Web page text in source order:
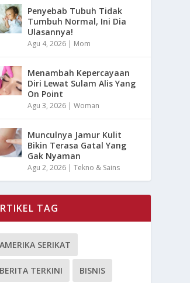
Penyebab Tubuh Tidak
Tumbuh Normal, Ini Dia
Ulasannya!
Agu 4, 2026 | Mom
Menambah Kepercayaan
Diri Lewat Sulam Alis Yang
On Point
Agu 3, 2026 |Woman
Munculnya Jamur Kulit
Bikin Terasa Gatal Yang
Gak Nyaman
Agu 2, 2026 |Tekno & Sains
TAG
AMERIKA SERIKAT
BERITA TERKINI BISNIS